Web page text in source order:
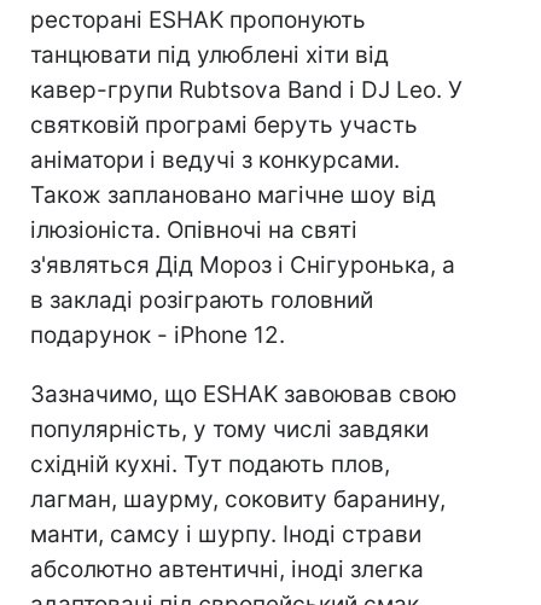
ресторані ESHAK пропонують
танцювати під улюблені хіти від
кавер-групи Rubtsova Band і DJ Leo. У
святковій програмі беруть участь
аніматори і ведучі з конкурсами.
Також заплановано магічне шоу від
ілюзіоніста. Опівночі на святі
з'являться Дід Мороз і Снігуронька, а
в закладі розіграють головний
подарунок - iPhone 12.
Зазначимо, що ESHAK завоював свою
популярність, у тому числі завдяки
східній кухні. Тут подають плов,
лагман, шаурму, соковиту баранину,
манти, самсу і шурпу. Іноді страви
абсолютно автентичні, іноді злегка